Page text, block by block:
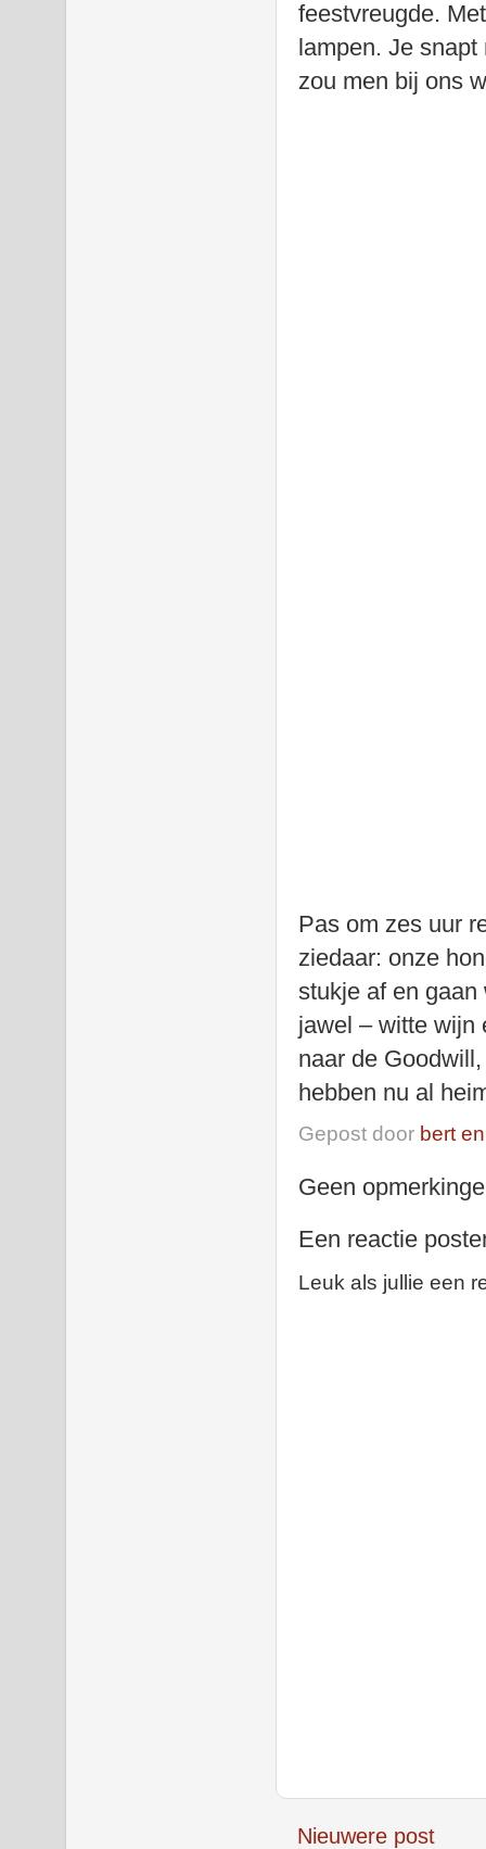
feestvreugde.
lampen. Je
zou men bij ons
Pas om zes uur
ziedaar: onze
stukje af en
jawel – witte wijn
naar de
hebben nu al
Gepost door bert
Geen
Een reactie
Leuk als jullie een
Nieuwere post